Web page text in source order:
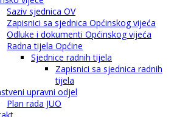
Saziv sjednica OV
Zapisnici sa sjednica Općinskog vijeća
Odluke i dokumenti Općinskog vijeća
Radna tijela Općine
Sjednice radnih tijela
Zapisnici sa sjednica radnih
tijela
upravni odjel
Plan rada JUO